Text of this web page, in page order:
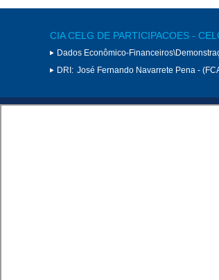
CIA CELG DE PARTICIPACOES -
Dados Econômico-
DRI: José Fernando Navarrete Pena -